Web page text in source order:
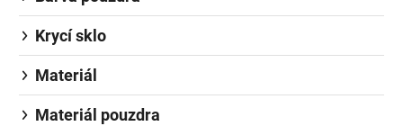
Krycí sklo
Materiál
Materiál pouzdra